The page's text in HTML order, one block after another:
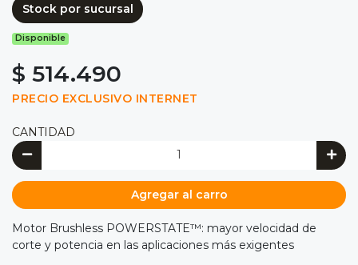
Stock por sucursal
Disponible
$ 514.490
PRECIO EXCLUSIVO INTERNET
CANTIDAD
Agregar al carro
Motor Brushless POWERSTATE™: mayor velocidad de
corte y potencia en las aplicaciones más exigentes